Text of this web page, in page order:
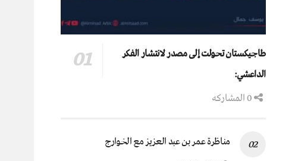
طاجيكستان تحولت إلى مصدر لانتشار الفكر
الداعشي:
مناظرة عمر بن عبد العزيز مع الخوارج